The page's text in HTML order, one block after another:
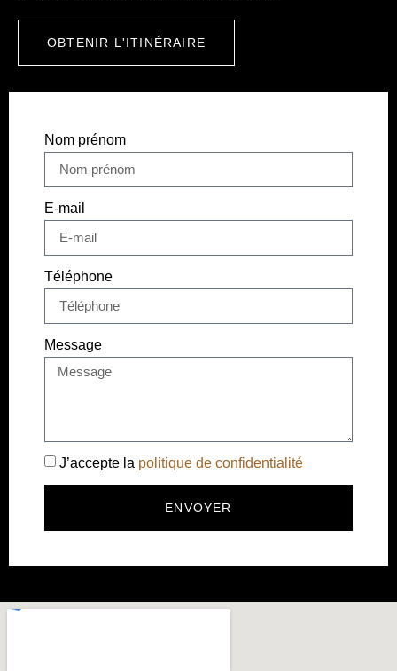
OBTENIR L'ITINÉRAIRE
Nom prénom
E-mail
Téléphone
Message
J’accepte la politique de confidentialité
ENVOYER